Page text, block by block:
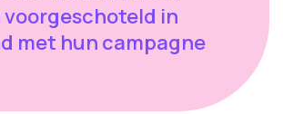
in
met hun campagne